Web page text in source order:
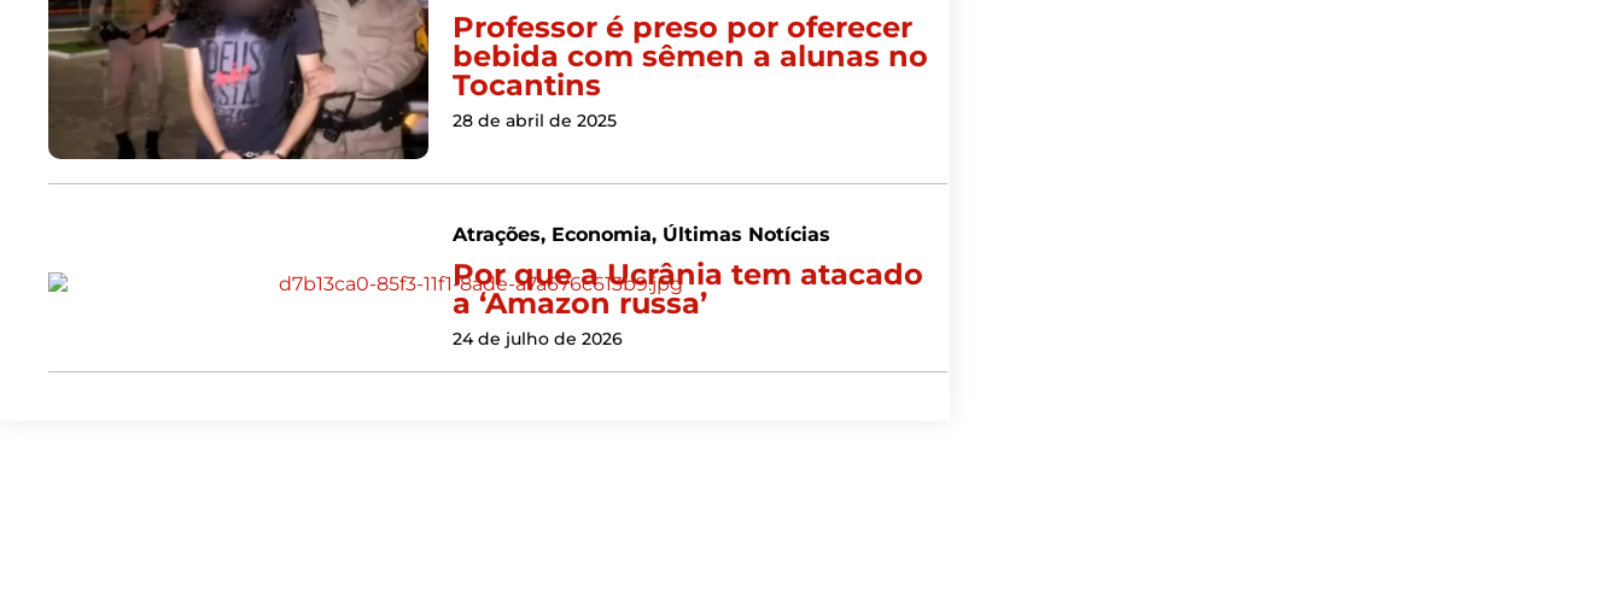
Professor é preso por oferecer
bebida com sêmen a alunas no
Tocantins
28 de abril de 2025
Atrações, Economia, Últimas Notícias
Por que a Ucrânia tem atacado
a ‘Amazon russa’
24 de julho de 2026